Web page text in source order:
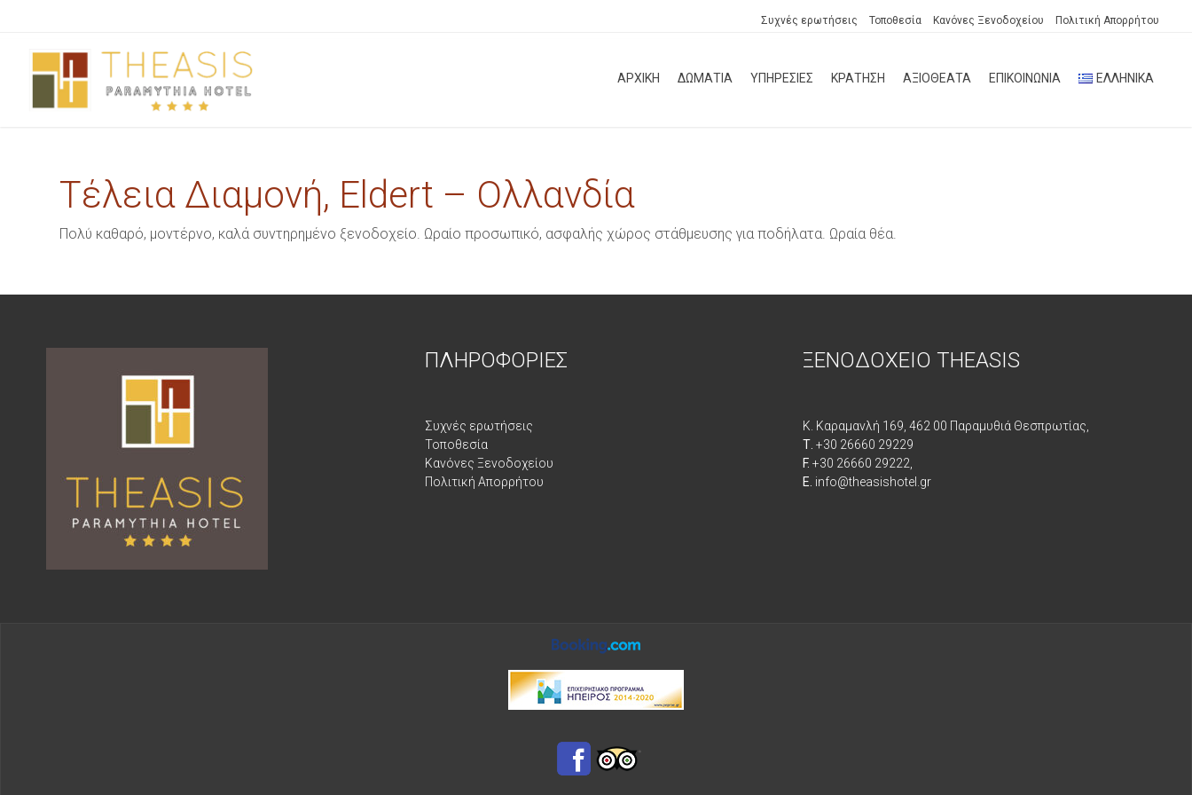
Συχνές ερωτήσεις Τοποθεσία Κανόνες Ξενοδοχείου Πολιτική Απορρήτου
ΑΡΧΙΚΗ ΔΩΜΑΤΙΑ ΥΠΗΡΕΣΙΕΣ ΚΡΑΤΗΣΗ ΑΞΙΟΘΕΑΤΑ ΕΠΙΚΟΙΝΩΝΙΑ ΕΛΛΗΝΙΚΆ
Τέλεια Διαμονή, Eldert – Ολλανδία
Πολύ καθαρό, μοντέρνο, καλά συντηρημένο ξενοδοχείο. Ωραίο προσωπικό, ασφαλής χώρος στάθμευσης για ποδήλατα. Ωραία θέα.
ΠΛΗΡΟΦΟΡΙΕΣ
Συχνές ερωτήσεις
Τοποθεσία
Κανόνες Ξενοδοχείου
Πολιτική Απορρήτου
ΞΕΝΟΔΟΧΕΙΟ THEASIS
Κ. Καραμανλή 169, 462 00 Παραμυθιά Θεσπρωτίας,
Τ. +30 26660 29229
F. +30 26660 29222,
E. info@theasishotel.gr